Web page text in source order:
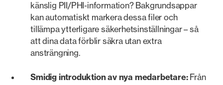
känslig PII/PHI-information? Bakgrundsappar
kan automatiskt markera dessa filer och
tillämpa ytterligare säkerhetsinställningar – så
att dina data förblir säkra utan extra
ansträngning.
Smidig introduktion av nya medarbetare:Från